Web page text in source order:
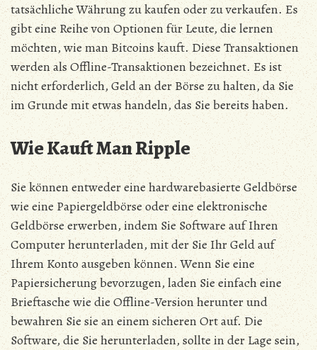
tatsächliche Währung zu kaufen oder zu verkaufen. Es
gibt eine Reihe von Optionen für Leute, die lernen
möchten, wie man Bitcoins kauft. Diese Transaktionen
werden als Offline-Transaktionen bezeichnet. Es ist
nicht erforderlich, Geld an der Börse zu halten, da Sie
im Grunde mit etwas handeln, das Sie bereits haben.
Wie Kauft Man Ripple
Sie können entweder eine hardwarebasierte Geldbörse
wie eine Papiergeldbörse oder eine elektronische
Geldbörse erwerben, indem Sie Software auf Ihren
Computer herunterladen, mit der Sie Ihr Geld auf
Ihrem Konto ausgeben können. Wenn Sie eine
Papiersicherung bevorzugen, laden Sie einfach eine
Brieftasche wie die Offline-Version herunter und
bewahren Sie sie an einem sicheren Ort auf. Die
Software, die Sie herunterladen, sollte in der Lage sein,